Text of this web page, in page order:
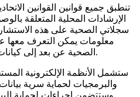
تنطبق جميع قوانين القوانين
الإرشادات المحلية المتعلقة
سجلاتي الصحية على هذه
معلومات يمكن التعرف معها
الصحية عن بعد إلى كيانات أخرى دون موافقتي الشخصية.
ستشمل الأنظمة الإلكترونية
والبرمجيات لحماية سرية
وستتضمن إجراءات لحماية